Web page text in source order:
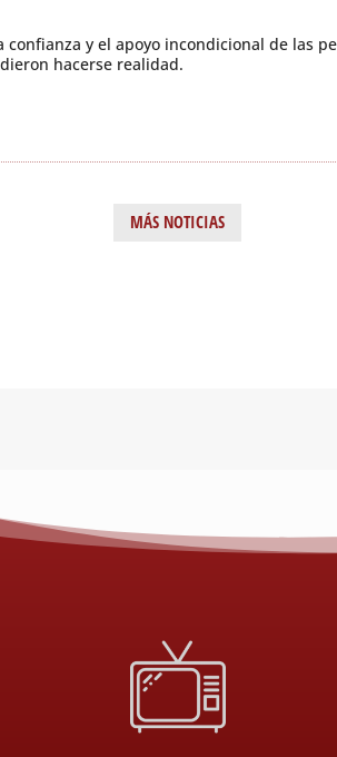
confianza y el apoyo incondicional de las
hacerse realidad.
MÁS NOTICIAS